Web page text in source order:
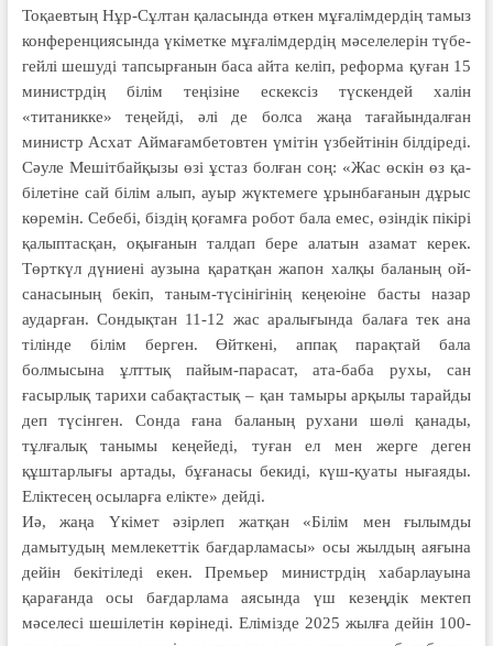
Тоқаевтың Нұр-Сұлтан қала­сында өткен мұғалімдер­дің тамыз
конференциясында үкіметке мұғалімдердің мәселелерін түбе­
гейлі шешуді тапсырғанын баса айта келіп, реформа қуған 15
министрдің білім теңізіне ескексіз түскендей халін
«титаникке» теңейді, әлі де болса жа­ңа тағайындалған
министр Асхат Аймағамбетовтен үмітін үзбейтінін білдіреді.
Сәуле Мешітбайқызы өзі ұстаз болған соң: «Жас өскін өз қа­
білетіне сай білім алып, ауыр жүк­темеге ұрынбағанын дұрыс
көре­мін. Себебі, біздің қоғамға робот бала емес, өзіндік пікірі
қалыптасқан, оқыға­нын талдап бере алатын азамат керек.
Төрткүл дүниені аузына қаратқан жапон халқы баланың ой-
санасының бекіп, таным-түсінігінің кеңеюіне басты назар
аударған. Сондықтан 11-12 жас аралығында балаға тек ана
тілінде білім берген. Өйткені, аппақ парақтай бала
болмысына ұлттық пайым-парасат, ата-баба рухы, сан
ғасырлық тарихи сабақтастық – қан тамыры арқылы та­райды
деп түсінген. Сонда ғана бала­ның рухани шөлі қанады,
тұлғалық та­нымы кеңейеді, туған ел мен жерге деген
құштарлығы артады, бұғанасы бекиді, күш-қуаты нығаяды.
Еліктесең осыларға елікте» дейді.
Иә, жаңа Үкімет әзірлеп жатқан «Білім мен ғылымды
дамытудың мем­лекеттік бағдарламасы» осы жылдың аяғына
дейін бекітіледі екен. Премьер министрдің хабарлауына
қарағанда осы бағдарлама аясында үш кезеңдік мектеп
мәселесі шешілетін көрінеді. Елімізде 2025 жылға дейін 100-